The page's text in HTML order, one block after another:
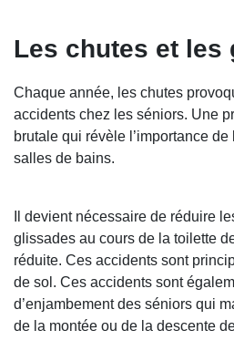
Les chutes et les
Chaque année, les chutes
accidents chez les séniors. Une
brutale qui révèle l’importance
salles de bains.
Il devient nécessaire de réduire
glissades au cours de la toilette
réduite. Ces accidents sont
de sol. Ces accidents sont
d’enjambement des séniors qui
de la montée ou de la descente